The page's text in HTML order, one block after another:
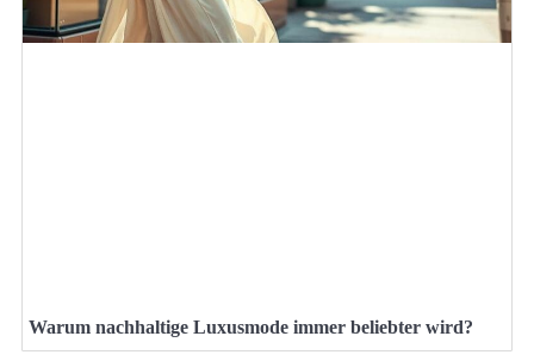
Warum nachhaltige Luxusmode immer beliebter wird?